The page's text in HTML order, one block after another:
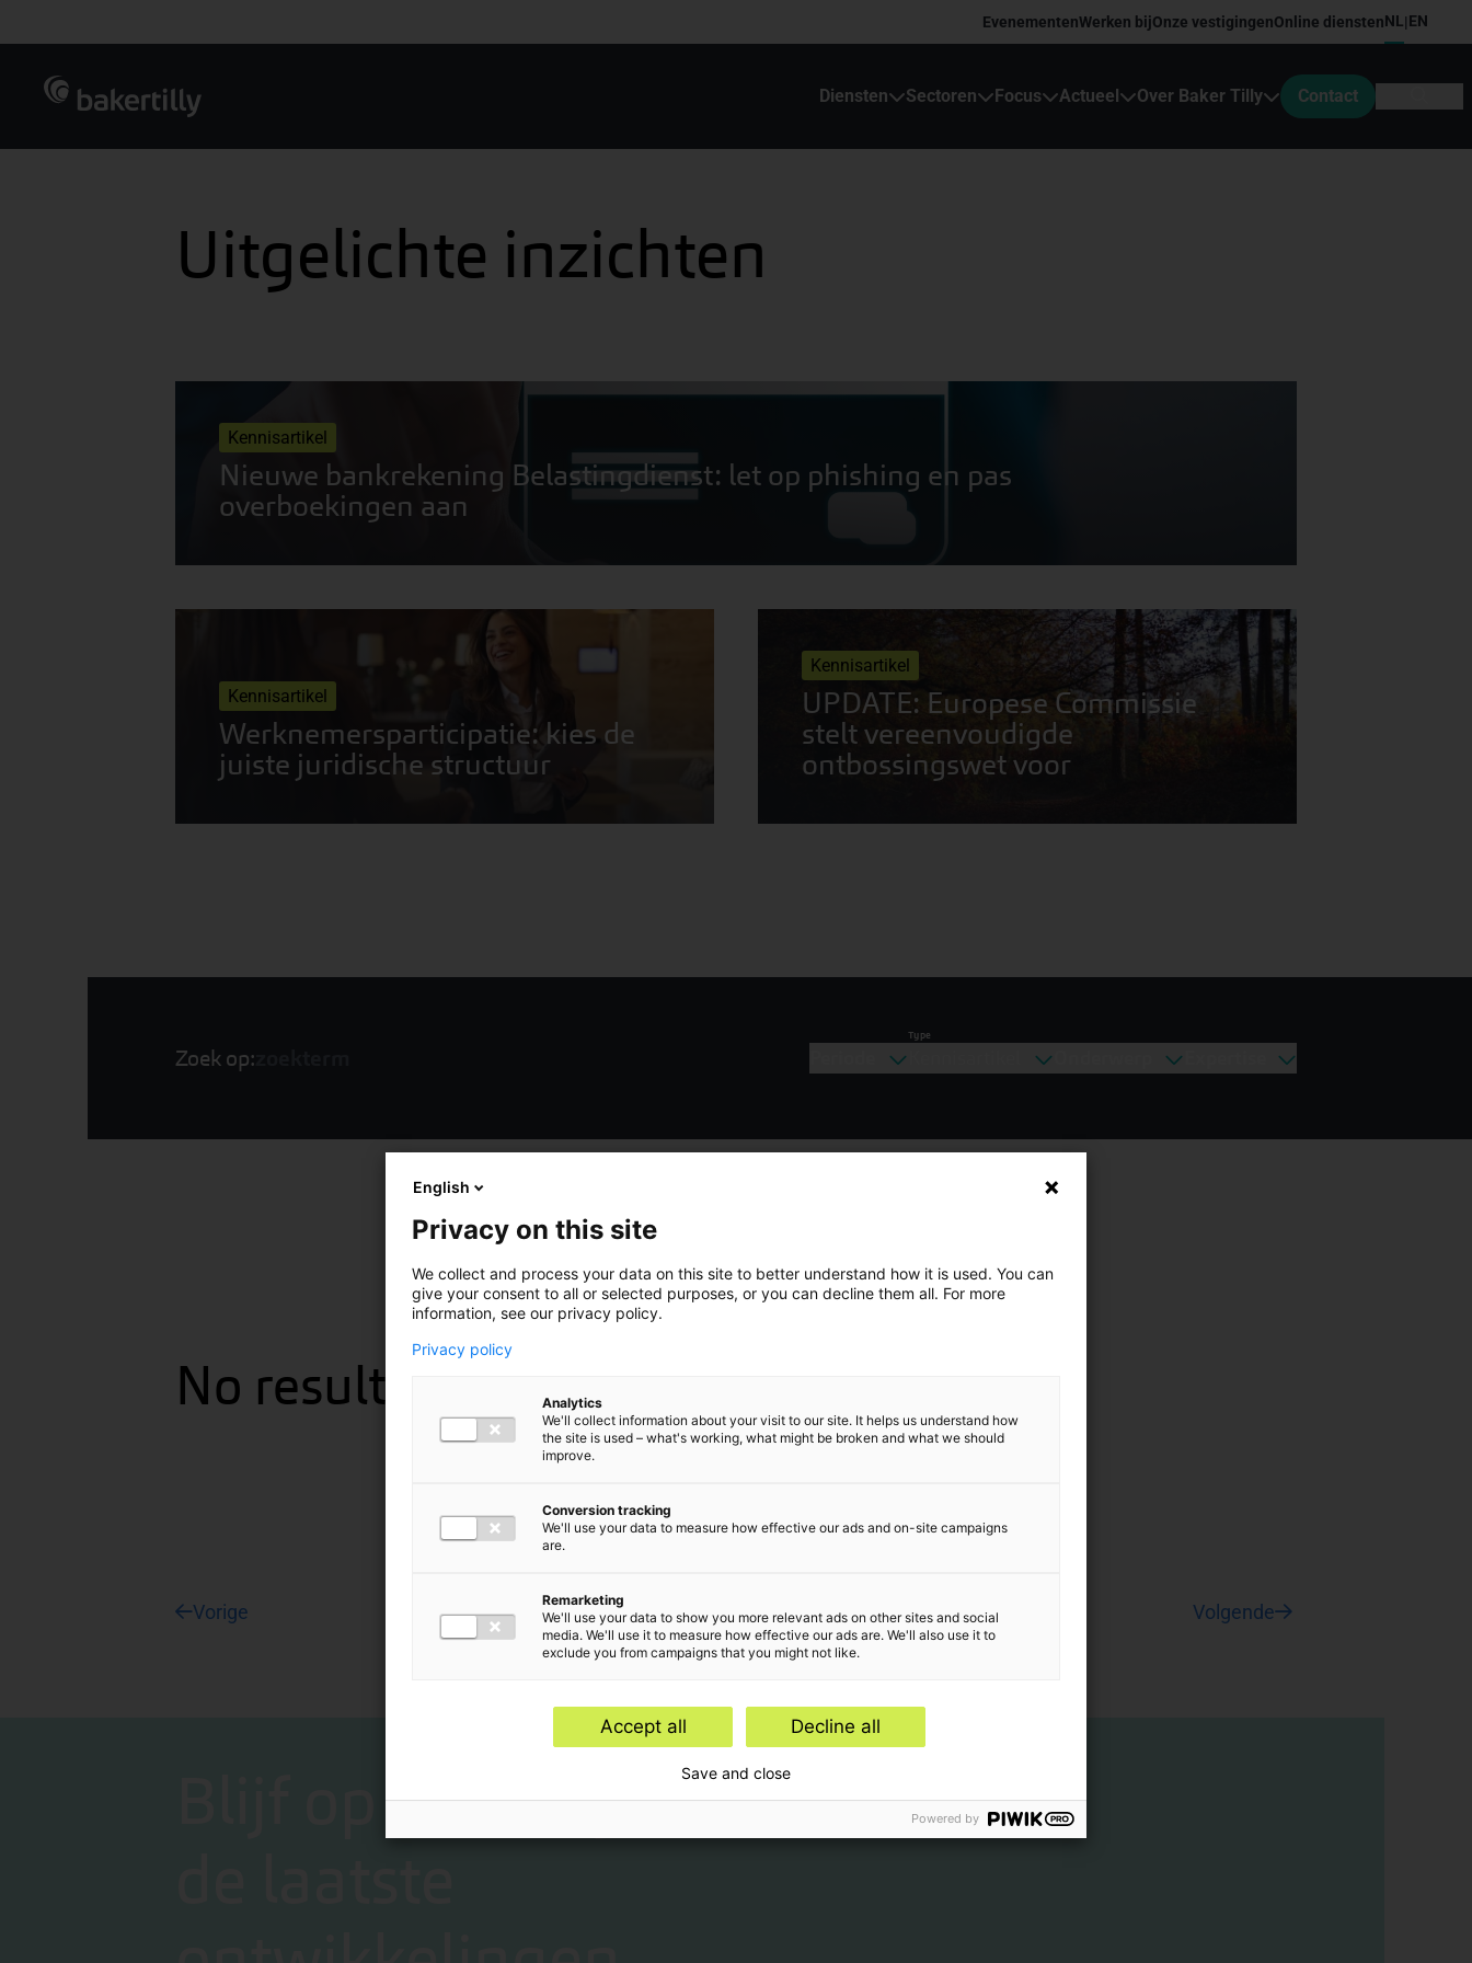
EvenementenWerken bijOnze vestigingenOnline dienstenNL|EN
Diensten Sectoren Focus Actueel Over Baker Tilly Contact
Uitgelichte inzichten
Kennisartikel
Nieuwe bankrekening Belastingdienst: let op phishing en pas
overboekingen aan
Kennisartikel
Werknemersparticipatie: kies de
juiste juridische structuur
Kennisartikel
UPDATE: Europese Commissie
stelt vereenvoudigde
ontbossingswet voor
Zoek op:
Type
Inzichten
No results found
Vorige 1...6970 Volgende
Blijf op de hoogte van
English
Privacy on this site
We collect and process your data on this site to better understand how it is used. You can
give your consent to all or selected purposes, or you can decline them all. For more
information, see our privacy policy.
Privacy policy
Analytics
We'll collect information about your visit to our site. It helps us understand how
the site is used – what's working, what might be broken and what we should
improve.
Conversion tracking
We'll use your data to measure how effective our ads and on-site campaigns
are.
Remarketing
We'll use your data to show you more relevant ads on other sites and social
media. We'll use it to measure how effective our ads are. We'll also use it to
exclude you from campaigns that you might not like.
Accept all Decline all
Save and close
Powered by